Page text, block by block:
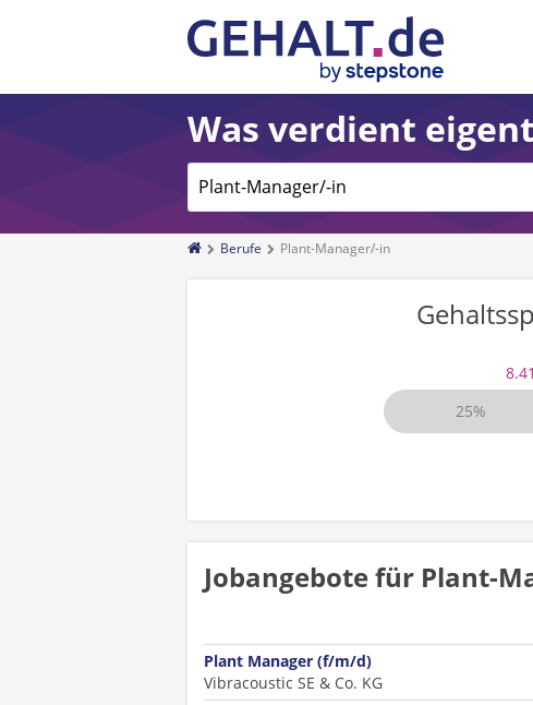
Was verdient
Berufe Plant-Manager/-in
25%
Jobangebote für Plant-
Plant Manager (f/m/d)
Vibracoustic SE & Co. KG